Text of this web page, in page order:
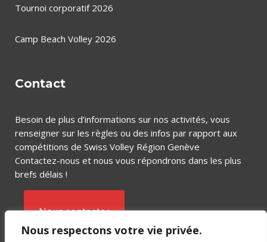
Nous respectons votre vie privée.
Tournoi corporatif 2026
Camp Beach Volley 2026
Contact
Besoin de plus d’informations sur nos activités, vous
renseigner sur les règles ou des infos par rapport aux
compétitions de Swiss Volley Région Genève
Contactez-nous et nous vous répondrons dans les plus
brefs délais !
Nous contacter